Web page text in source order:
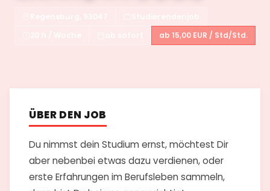
ab 15,00 EUR / Std/Std.
ÜBER DEN JOB
Du nimmst dein Studium ernst, möchtest Dir
aber nebenbei etwas dazu verdienen, oder
erste Erfahrungen im Berufsleben sammeln,